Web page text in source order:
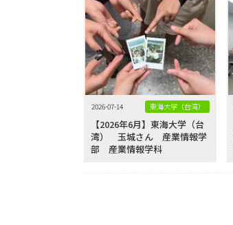
2026-07-14 東海大学（台湾）
【2026年6月】東海大学（台
湾） 玉城さん 産業情報学
部 産業情報学科